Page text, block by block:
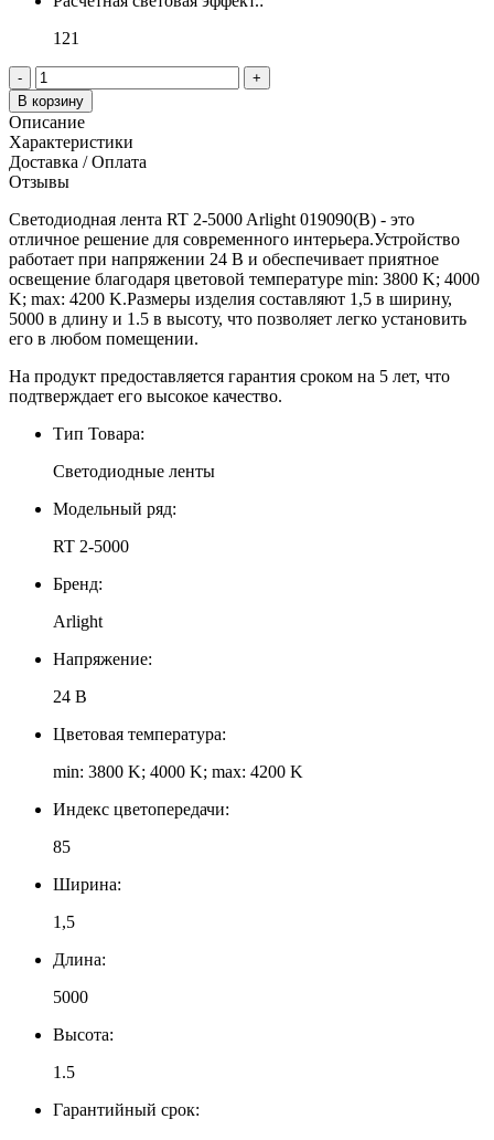
121
-
+
В корзину
Описание
Характеристики
Доставка / Оплата
Отзывы
Светодиодная лента RT 2-5000 Arlight 019090(B) - это
отличное решение для современного интерьера.Устройство
работает при напряжении 24 В и обеспечивает приятное
освещение благодаря цветовой температуре min: 3800 K; 4000
K; max: 4200 K.Размеры изделия составляют 1,5 в ширину,
5000 в длину и 1.5 в высоту, что позволяет легко установить
его в любом помещении.
На продукт предоставляется гарантия сроком на 5 лет, что
подтверждает его высокое качество.
Тип Товара:
Светодиодные ленты
Модельный ряд:
RT 2-5000
Бренд:
Arlight
Напряжение:
24 В
Цветовая температура:
min: 3800 K; 4000 K; max: 4200 K
Индекс цветопередачи:
85
Ширина:
1,5
Длина:
5000
Высота:
1.5
Гарантийный срок: